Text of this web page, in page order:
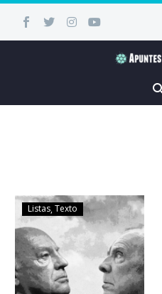
Listas Texto